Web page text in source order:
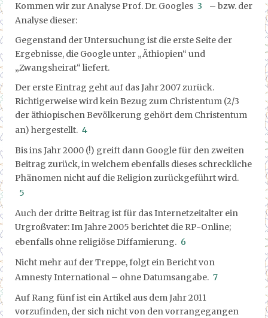
Kommen wir zur Analyse Prof. Dr. Googles 3
– bzw. der
Analyse dieser:
Gegenstand der Untersuchung ist die erste Seite der
Ergebnisse, die Google unter „Äthiopien“ und
„Zwangsheirat“ liefert.
Der erste Eintrag geht auf das Jahr 2007 zurück.
Richtigerweise wird kein Bezug zum Christentum (2/3
der äthiopischen Bevölkerung gehört dem Christentum
an) hergestellt. 4
Bis ins Jahr 2000 (!) greift dann Google für den zweiten
Beitrag zurück, in welchem ebenfalls dieses schreckliche
Phänomen nicht auf die Religion zurückgeführt wird.
5
Auch der dritte Beitrag ist für das Internetzeitalter ein
Urgroßvater: Im Jahre 2005 berichtet die RP-Online;
ebenfalls ohne religiöse Diffamierung. 6
Nicht mehr auf der Treppe, folgt ein Bericht von
Amnesty International – ohne Datumsangabe. 7
Auf Rang fünf ist ein Artikel aus dem Jahr 2011
vorzufinden, der sich nicht von den vorrangegangen